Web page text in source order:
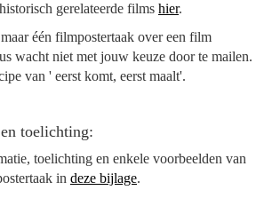
gerelateerde films hier.
één filmpostertaak over een film
wacht niet met jouw keuze door te mailen.
van ' eerst komt, eerst maalt'.
toelichting:
toelichting en enkele voorbeelden van
in deze bijlage.